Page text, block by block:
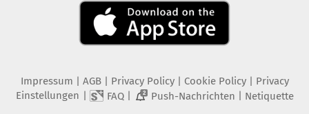
Impressum | AGB | Privacy Policy| Cookie Policy| Privacy
Einstellungen | FAQ| 2 Push-Nachrichten | Netiquette